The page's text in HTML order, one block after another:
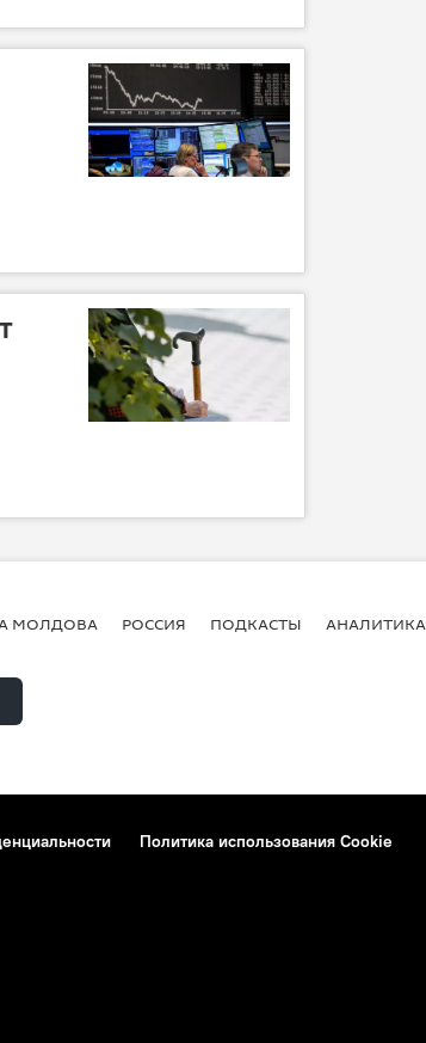
МОЛДОВА РОССИЯ ПОДКАСТЫ АНАЛИТИКА
Политика использования Cookie